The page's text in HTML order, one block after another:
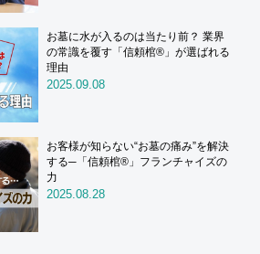
お墓に水が入るのは当たり前？ 業界
の常識を覆す「信頼棺®」が選ばれる
理由
2025.09.08
お客様が知らない“お墓の痛み”を解決
する─「信頼棺®」フランチャイズの
力
2025.08.28